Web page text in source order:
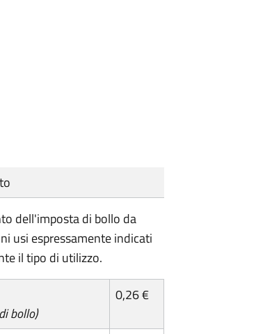
dell'imposta di bollo da
usi espressamente indicati
il tipo di utilizzo.
bollo)
0,26 €